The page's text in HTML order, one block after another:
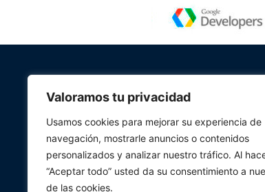
Valoramos tu privacidad
Usamos cookies para mejorar su experiencia de
navegación, mostrarle anuncios o contenidos
personalizados y analizar nuestro tráfico. Al
“Aceptar todo” usted da su consentimiento a
de las cookies.